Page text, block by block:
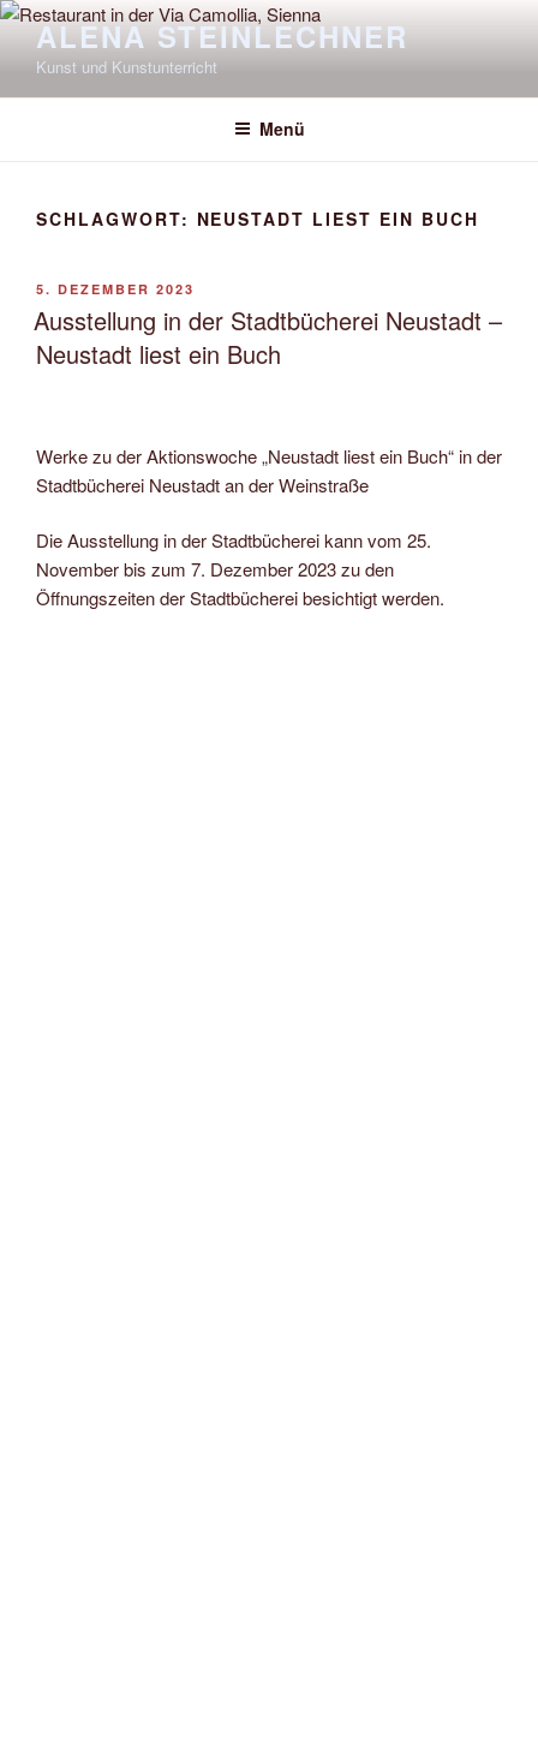
Zum
Inhalt
springen
ALENA STEINLECHNER
Kunst und Kunstunterricht
Menü
SCHLAGWORT: NEUSTADT LIEST EIN BUCH
VERÖFFENTLICHT
AM
5. DEZEMBER 2023
Ausstellung in der Stadtbücherei Neustadt –
Neustadt liest ein Buch
Werke zu der Aktionswoche „Neustadt liest ein Buch“ in der
Stadtbücherei Neustadt an der Weinstraße
Die Ausstellung in der Stadtbücherei kann vom 25.
November bis zum 7. Dezember 2023 zu den
Öffnungszeiten der Stadtbücherei besichtigt werden.